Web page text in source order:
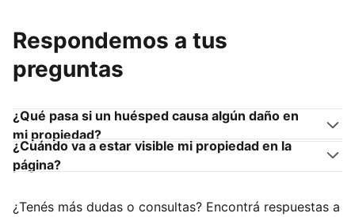
Respondemos a tus
preguntas
¿Qué pasa si un huésped causa algún daño en
mi propiedad?
¿Cuándo va a estar visible mi propiedad en la
página?
¿Tenés más dudas o consultas? Encontrá respuestas a